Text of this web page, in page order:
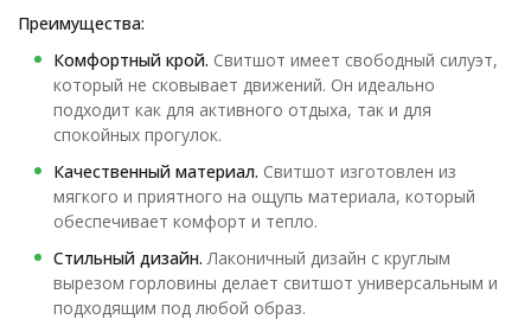
Преимущества:
Комфортный крой. Свитшот имеет свободный силуэт,
который не сковывает движений. Он идеально
подходит как для активного отдыха, так и для
спокойных прогулок.
Качественный материал. Свитшот изготовлен из
мягкого и приятного на ощупь материала, который
обеспечивает комфорт и тепло.
Стильный дизайн. Лаконичный дизайн с круглым
вырезом горловины делает свитшот универсальным и
подходящим под любой образ.